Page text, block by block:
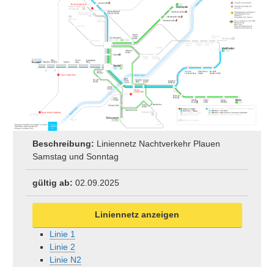
Beschreibung: Liniennetz Nachtverkehr Plauen
Samstag und Sonntag
gültig ab: 02.09.2025
Liniennetz anzeigen
Linie 1
Linie 2
Linie N2